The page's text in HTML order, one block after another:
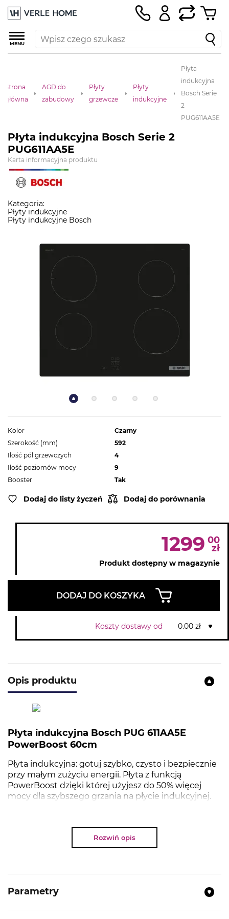
MENU
Strona
główna
AGD do
zabudowy
Płyty
grzewcze
Płyty
indukcyjne
Płyta
indukcyjna
Bosch Serie
2
PUG611AA5E
Płyta indukcyjna Bosch Serie 2
PUG611AA5E
Karta informacyjna produktu
Kategoria:
Płyty indukcyjne
Płyty indukcyjne Bosch
Kolor
Czarny
Szerokość (mm)
592
Ilość pól grzewczych
4
Ilość poziomów mocy
9
Booster
Tak
Dodaj do listy życzeń Dodaj do porównania
1299 00
zł
Produkt dostępny w magazynie
DODAJ DO KOSZYKA
Koszty dostawy od 0.00 zł
Opis produktu
Płyta indukcyjna Bosch PUG 611AA5E
PowerBoost 60cm
Płyta indukcyjna: gotuj szybko, czysto i bezpiecznie
przy małym zużyciu energii. Płyta z funkcją
PowerBoost dzięki której użyjesz do 50% więcej
mocy dla szybszego grzania na płycie indukcyjnej.
NAJWAŻNIEJSZE PARAMETRY:
Płyta o szerokości 60 cm:
miejsce na garnki i
Rozwiń opis
Parametry